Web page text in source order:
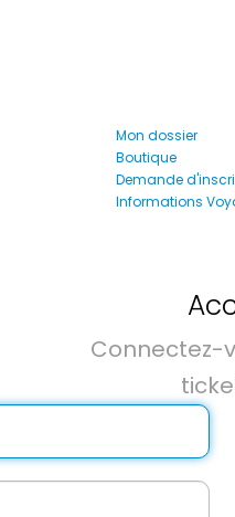
Mon dossier
Boutique
Demande
Informations
Connectez-